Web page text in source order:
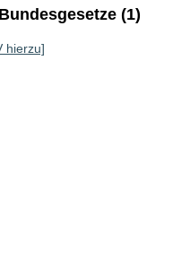
(1)
hierzu]